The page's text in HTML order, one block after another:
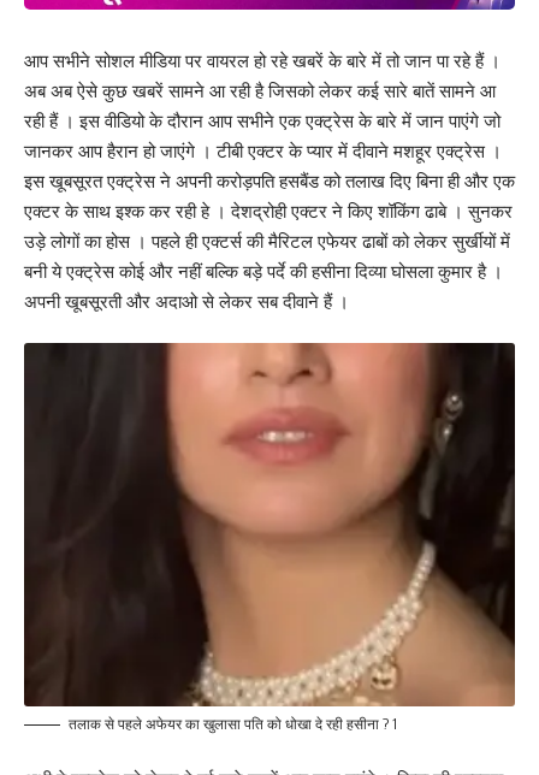
आप सभीने सोशल मीडिया पर वायरल हो रहे खबरें के बारे में तो जान पा रहे हैं ।
अब अब ऐसे कुछ खबरें सामने आ रही है जिसको लेकर कई सारे बातें सामने आ
रही हैं । इस वीडियो के दौरान आप सभीने एक एक्ट्रेस के बारे में जान पाएंगे जो
जानकर आप हैरान हो जाएंगे । टीबी एक्टर के प्यार में दीवाने मशहूर एक्ट्रेस ।
इस खूबसूरत एक्ट्रेस ने अपनी करोड़पति हसबैंड को तलाख दिए बिना ही और एक
एक्टर के साथ इश्क कर रही हे । देशद्रोही एक्टर ने किए शॉकिंग ढाबे । सुनकर
उड़े लोगों का होस । पहले ही एक्टर्स की मैरिटल एफेयर ढाबों को लेकर सुर्खीयों में
बनी ये एक्ट्रेस कोई और नहीं बल्कि बड़े पर्दे की हसीना दिव्या घोसला कुमार है ।
अपनी खूबसूरती और अदाओ से लेकर सब दीवाने हैं ।
तलाक से पहले अफेयर का खुलासा पति को धोखा दे रही हसीना ? 1